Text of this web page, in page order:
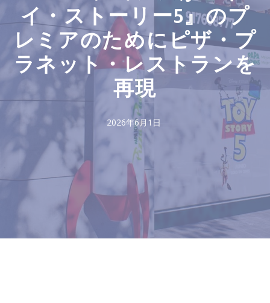
イ・ストーリー5』のプ
レミアのためにピザ・プ
ラネット・レストランを
再現
2026年6月1日